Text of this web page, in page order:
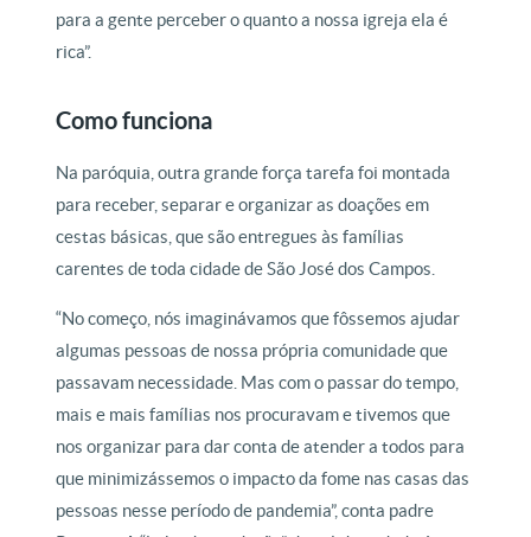
para a gente perceber o quanto a nossa igreja ela é
rica”.
Como funciona
Na paróquia, outra grande força tarefa foi montada
para receber, separar e organizar as doações em
cestas básicas, que são entregues às famílias
carentes de toda cidade de São José dos Campos.
“No começo, nós imaginávamos que fôssemos ajudar
algumas pessoas de nossa própria comunidade que
passavam necessidade. Mas com o passar do tempo,
mais e mais famílias nos procuravam e tivemos que
nos organizar para dar conta de atender a todos para
que minimizássemos o impacto da fome nas casas das
pessoas nesse período de pandemia”, conta padre